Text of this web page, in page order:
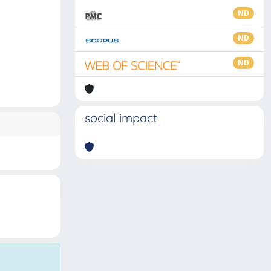
ND
ND
ND
social impact